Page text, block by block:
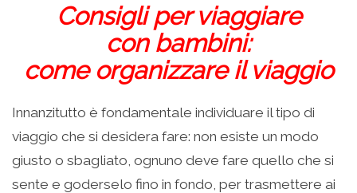
Consigli per viaggiare
con bambini:
come organizzare il viaggio
Innanzitutto è fondamentale individuare il tipo di
viaggio che si desidera fare: non esiste un modo
giusto o sbagliato, ognuno deve fare quello che si
sente e goderselo fino in fondo, per trasmettere ai